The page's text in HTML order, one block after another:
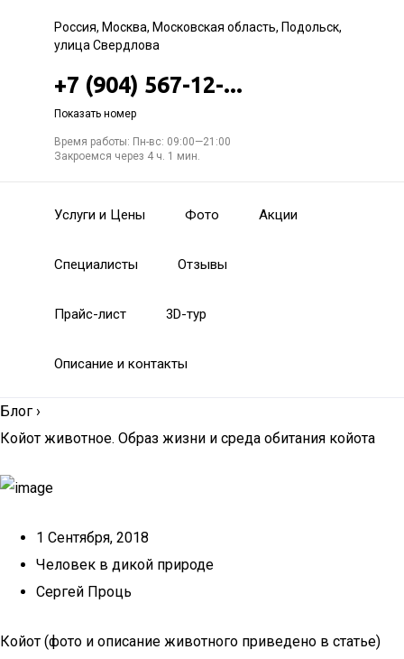
Россия, Москва, Московская область, Подольск,
улица Свердлова
+7 (904) 567-12-...
Показать номер
Время работы: Пн-вс: 09:00—21:00
Закроемся через 4 ч. 1 мин.
Услуги и Цены Фото Акции
Специалисты Отзывы
Прайс-лист 3D-тур
Описание и контакты
Блог ›
Койот животное. Образ жизни и среда обитания койота
1 Сентября, 2018
Человек в дикой природе
Сергей Проць
Койот (фото и описание животного приведено в статье)